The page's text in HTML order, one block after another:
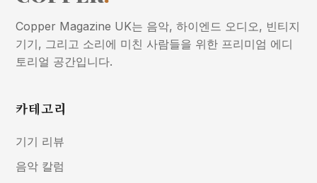
Copper Magazine UK는 음악, 하이엔드 오디오, 빈티지
기기, 그리고 소리에 미친 사람들을 위한 프리미엄 에디
토리얼 공간입니다.
카테고리
기기 리뷰
음악 칼럼